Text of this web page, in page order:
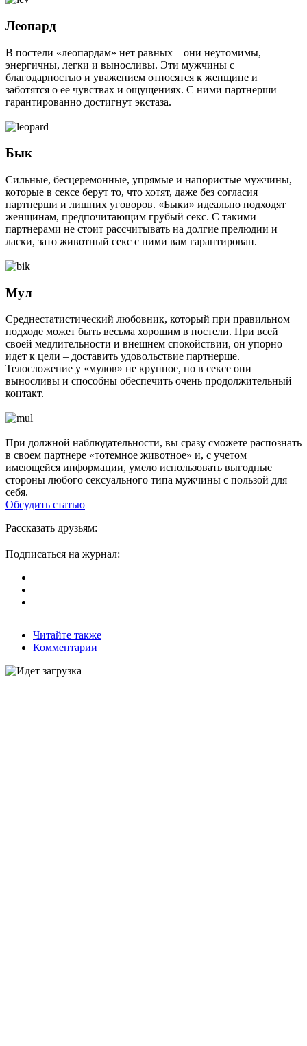
Леопард
В постели «леопардам» нет равных – они неутомимы,
энергичны, легки и выносливы. Эти мужчины с
благодарностью и уважением относятся к женщине и
заботятся о ее чувствах и ощущениях. С ними партнерши
гарантированно достигнут экстаза.
Бык
Сильные, бесцеремонные, упрямые и напористые мужчины,
которые в сексе берут то, что хотят, даже без согласия
партнерши и лишних уговоров. «Быки» идеально подходят
женщинам, предпочитающим грубый секс. С такими
партнерами не стоит рассчитывать на долгие прелюдии и
ласки, зато животный секс с ними вам гарантирован.
Мул
Среднестатистический любовник, который при правильном
подходе может быть весьма хорошим в постели. При всей
своей медлительности и внешнем спокойствии, он упорно
идет к цели – доставить удовольствие партнерше.
Телосложение у «мулов» не крупное, но в сексе они
выносливы и способны обеспечить очень продолжительный
контакт.
При должной наблюдательности, вы сразу сможете распознать
в своем партнере «тотемное животное» и, с учетом
имеющейся информации, умело использовать выгодные
стороны любого сексуального типа мужчины с пользой для
себя.
Обсудить статью
Рассказать друзьям:
Подписаться на журнал:
Читайте также
Комментарии